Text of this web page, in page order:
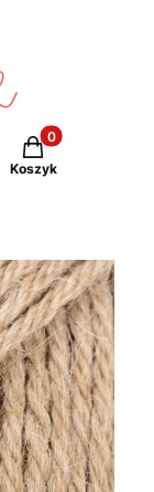
Produkty w
Koszyk